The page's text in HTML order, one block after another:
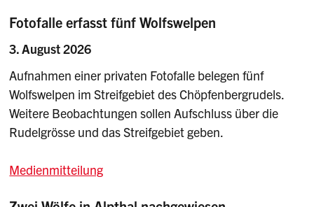
Fotofalle erfasst fünf Wolfswelpen
3. August 2026
Aufnahmen einer privaten Fotofalle belegen fünf
Wolfswelpen im Streifgebiet des Chöpfenbergrudels.
Weitere Beobachtungen sollen Aufschluss über die
Rudelgrösse und das Streifgebiet geben.
Medienmitteilung